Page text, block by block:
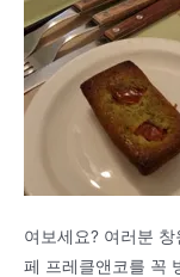
여보세요? 여러분
페 프레클앤코를 꼭